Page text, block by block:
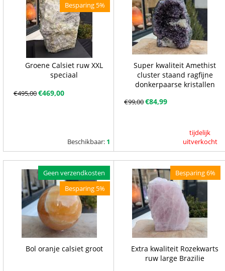
Besparing 5%
Groene Calsiet ruw XXL
speciaal
€495,00€469,00
Beschikbaar: 1
Super kwaliteit Amethist
cluster staand ragfijne
donkerpaarse kristallen
tijdelijk
uitverkocht
€99,00€84,99
Geen verzendkosten
Besparing 5%
Bol oranje calsiet groot
Besparing 6%
Extra kwaliteit Rozekwarts
ruw large Brazilie